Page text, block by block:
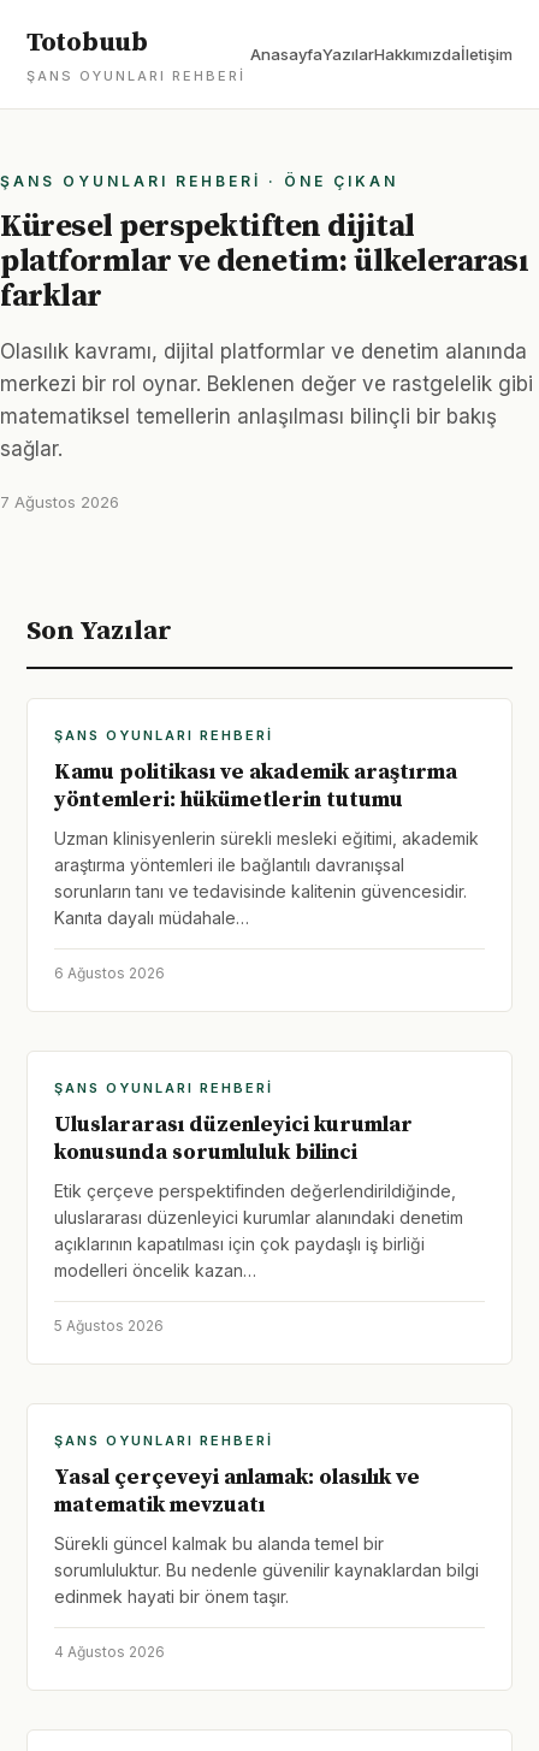
Totobuub
ŞANS OYUNLARI REHBERI
AnasayfaYazılarHakkımızdaİletişim
ŞANS OYUNLARI REHBERI · ÖNE ÇIKAN
Küresel perspektiften dijital
platformlar ve denetim: ülkelerarası
farklar
Olasılık kavramı, dijital platformlar ve denetim alanında
merkezi bir rol oynar. Beklenen değer ve rastgelelik gibi
matematiksel temellerin anlaşılması bilinçli bir bakış
sağlar.
7 Ağustos 2026
Son Yazılar
ŞANS OYUNLARI REHBERI
Kamu politikası ve akademik araştırma
yöntemleri: hükümetlerin tutumu
Uzman klinisyenlerin sürekli mesleki eğitimi, akademik
araştırma yöntemleri ile bağlantılı davranışsal
sorunların tanı ve tedavisinde kalitenin güvencesidir.
Kanıta dayalı müdahale…
6 Ağustos 2026
ŞANS OYUNLARI REHBERI
Uluslararası düzenleyici kurumlar
konusunda sorumluluk bilinci
Etik çerçeve perspektifinden değerlendirildiğinde,
uluslararası düzenleyici kurumlar alanındaki denetim
açıklarının kapatılması için çok paydaşlı iş birliği
modelleri öncelik kazan…
5 Ağustos 2026
ŞANS OYUNLARI REHBERI
Yasal çerçeveyi anlamak: olasılık ve
matematik mevzuatı
Sürekli güncel kalmak bu alanda temel bir
sorumluluktur. Bu nedenle güvenilir kaynaklardan bilgi
edinmek hayati bir önem taşır.
4 Ağustos 2026